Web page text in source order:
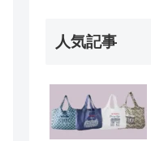
人気記事